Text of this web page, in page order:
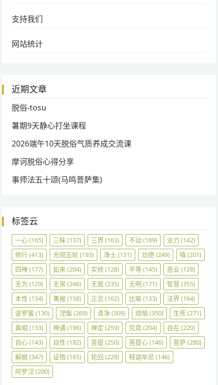
支持我们
网站统计
近期文章
脱俗-tosu
暑期9天静心打坐课程
2026端午10天脱俗气质养成交流课
摩诃脱俗心得分享
事师法五十颂(马鸣菩萨集)
标签云
一心(165) 三昧(137) 三界(163) 不动(189) 业力 (142)
修行(413) 光彻五轮(193) 净土 (131) 功德(249) 嗔(201)
四禅(177) 如来(204) 实修(128) 平等(145) 恶业 (128)
无为 (129) 无常 (246) 无我(235) 无明 (171) 智慧 (355)
本性 (134) 果报 (158) 正念(162) 比喻(133) 法界(164)
波罗蜜 (130) 涅槃(269) 清净(309) 烦恼(350) 生死(271)
真相 (133) 神通 (196) 禅定 (259) 究竟(204) 自在(220)
自心(143) 自性 (182) 菩提(250) 菩提心(146) 菩萨(280)
解脱(347) 证悟(165) 轮回 (228) 释迦牟尼 (146)
阿罗汉 (200)